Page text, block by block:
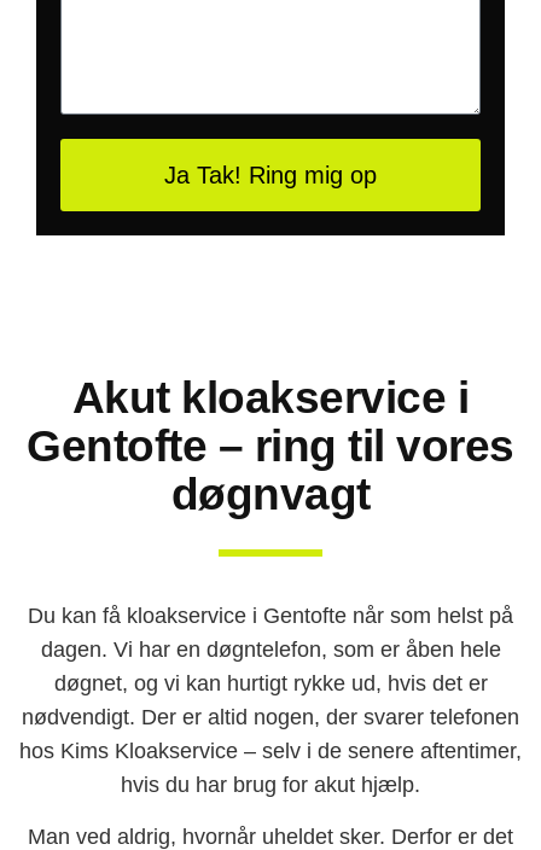
Ja Tak! Ring mig op
Akut kloakservice i
Gentofte – ring til vores
døgnvagt
Du kan få kloakservice i Gentofte når som helst på
dagen. Vi har en døgntelefon, som er åben hele
døgnet, og vi kan hurtigt rykke ud, hvis det er
nødvendigt. Der er altid nogen, der svarer telefonen
hos Kims Kloakservice – selv i de senere aftentimer,
hvis du har brug for akut hjælp.
Man ved aldrig, hvornår uheldet sker. Derfor er det